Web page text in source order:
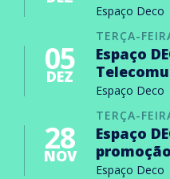
Espaço Deco
TERÇA-
05
DEZ
Espaço
Espaço Deco
TERÇA-
28
NOV
Espaço
Espaço Deco